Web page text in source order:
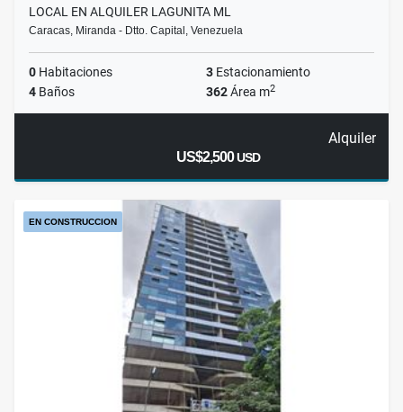
LOCAL EN ALQUILER LAGUNITA ML
Caracas, Miranda - Dtto. Capital, Venezuela
0 Habitaciones 3 Estacionamiento
4 Baños 362Área m2
Alquiler
US$2,500USD
EN CONSTRUCCION